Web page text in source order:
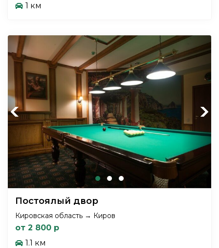
1 км
Previous Next
Постоялый двор
Кировская область → Киров
от 2 800 р
1.1 км